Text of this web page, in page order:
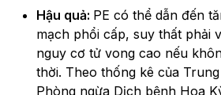
Hậu quả: PE có thể dẫn đến
mạch phổi cấp, suy thất phải
nguy cơ tử vong cao nếu
thời. Theo thống kê của
Phòng ngừa Dịch bệnh Hoa